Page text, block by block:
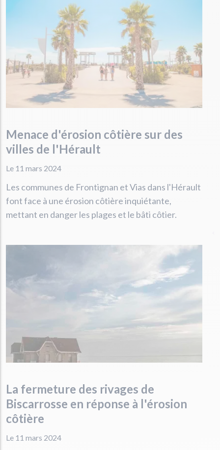
Menace d'érosion côtière sur des
villes de l'Hérault
Le 11 mars 2024
Les communes de Frontignan et Vias dans l'Hérault
font face à une érosion côtière inquiétante,
mettant en danger les plages et le bâti côtier.
La fermeture des rivages de
Biscarrosse en réponse à l'érosion
côtière
Le 11 mars 2024